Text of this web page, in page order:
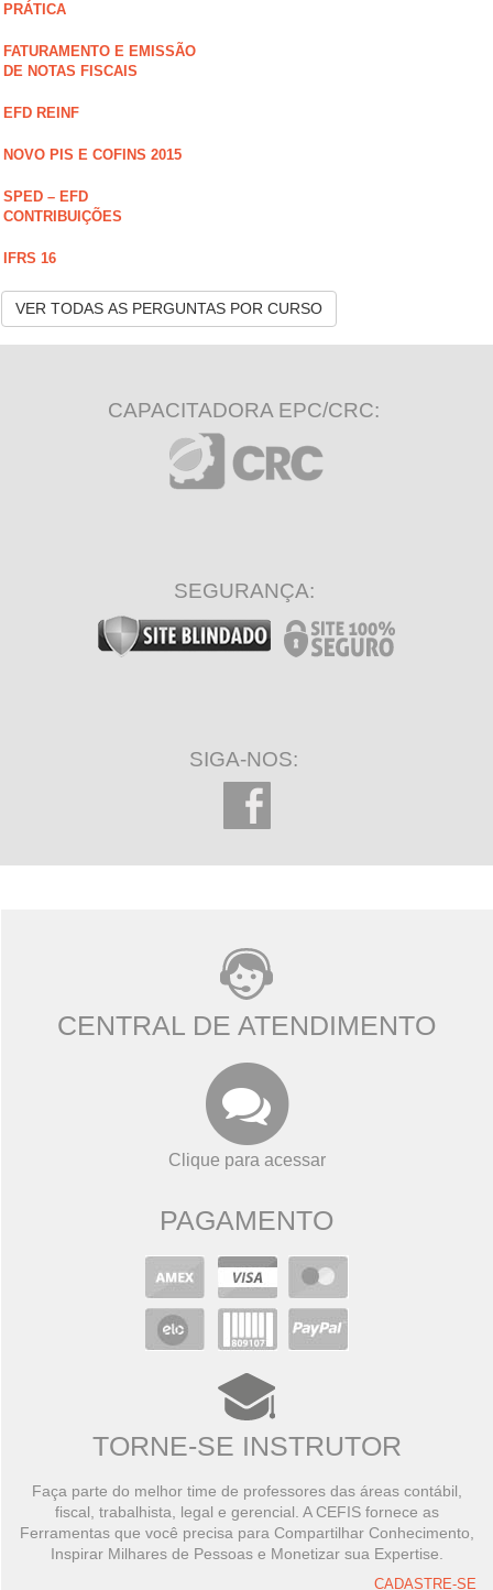
PRÁTICA
FATURAMENTO E EMISSÃO
DE NOTAS FISCAIS
EFD REINF
NOVO PIS E COFINS 2015
SPED – EFD
CONTRIBUIÇÕES
IFRS 16
VER TODAS AS PERGUNTAS POR CURSO
CAPACITADORA EPC/CRC:
SEGURANÇA:
SIGA-NOS:
CENTRAL DE ATENDIMENTO
Clique para acessar
PAGAMENTO
TORNE-SE INSTRUTOR
Faça parte do melhor time de professores das áreas contábil,
fiscal, trabalhista, legal e gerencial. A CEFIS fornece as
Ferramentas que você precisa para Compartilhar Conhecimento,
Inspirar Milhares de Pessoas e Monetizar sua Expertise.
CADASTRE-SE